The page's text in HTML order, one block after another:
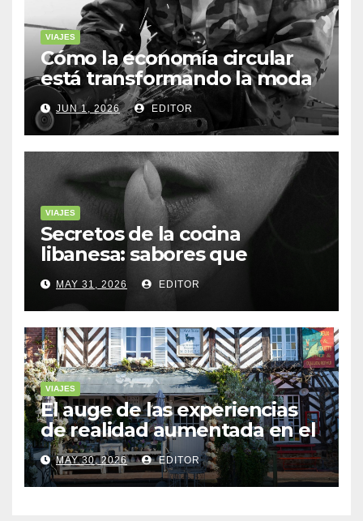
VIAJES
Cómo la economía circular
está transformando la moda
sostenible
JUN 1, 2026 EDITOR
VIAJES
Secretos de la cocina
libanesa: sabores que
cuentan historias
MAY 31, 2026 EDITOR
VIAJES
El auge de las experiencias
de realidad aumentada en el
turismo
MAY 30, 2026 EDITOR